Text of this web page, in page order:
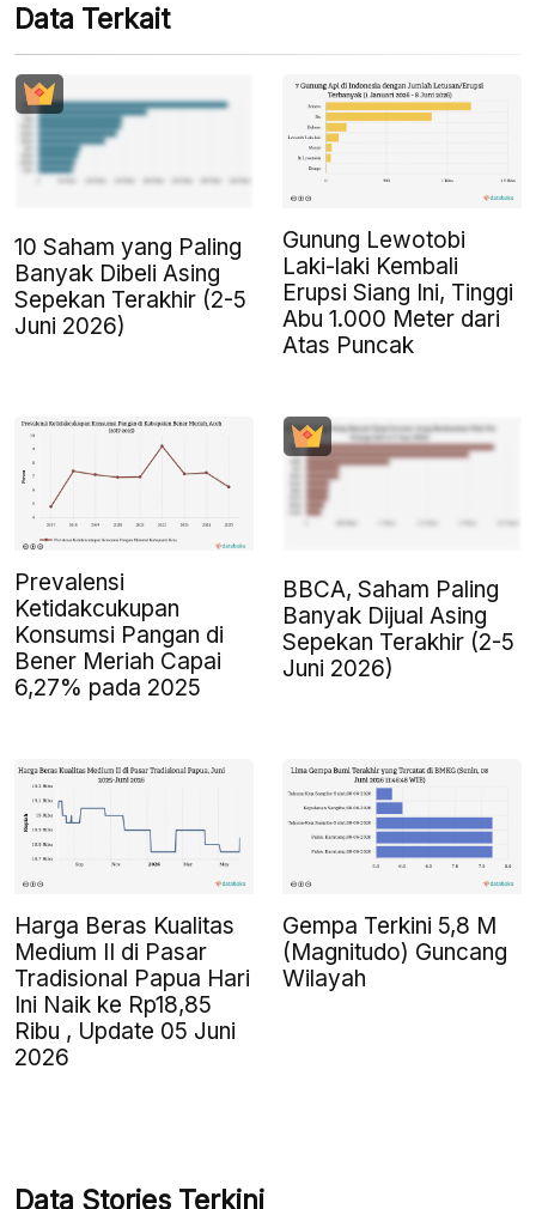
Data Terkait
10 Saham yang Paling
Banyak Dibeli Asing
Sepekan Terakhir (2-5
Juni 2026)
Gunung Lewotobi
Laki-laki Kembali
Erupsi Siang Ini, Tinggi
Abu 1.000 Meter dari
Atas Puncak
Prevalensi
Ketidakcukupan
Konsumsi Pangan di
Bener Meriah Capai
6,27% pada 2025
BBCA, Saham Paling
Banyak Dijual Asing
Sepekan Terakhir (2-5
Juni 2026)
Harga Beras Kualitas
Medium II di Pasar
Tradisional Papua Hari
Ini Naik ke Rp18,85
Ribu , Update 05 Juni
2026
Gempa Terkini 5,8 M
(Magnitudo) Guncang
Wilayah
Data Stories Terkini